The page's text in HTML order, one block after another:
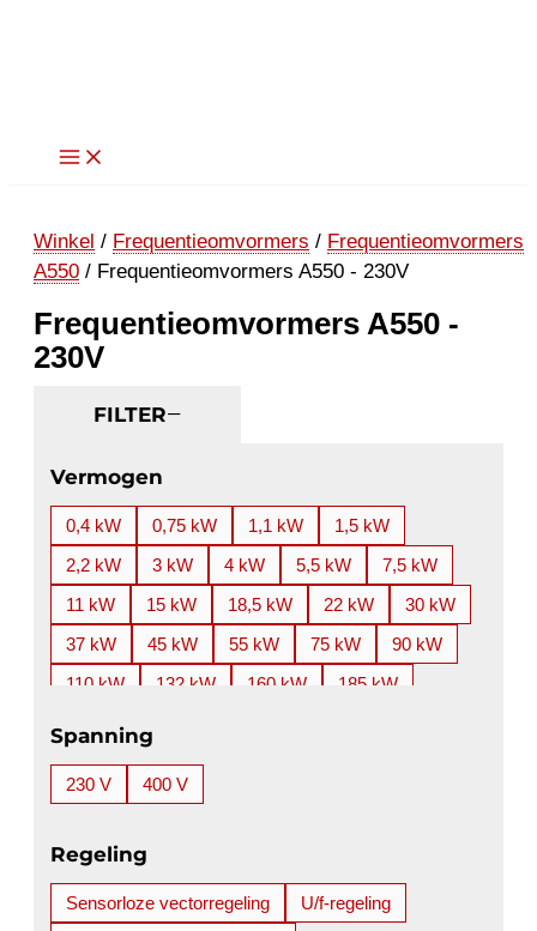
Winkel / Frequentieomvormers / Frequentieomvormers
A550 / Frequentieomvormers A550 - 230V
Frequentieomvormers A550 -
230V
FILTER
Vermogen
0,4 kW 0,75 kW 1,1 kW
1,5 kW
2,2 kW
3 kW 4 kW 5,5 kW
7,5 kW
11 kW
15 kW 18,5 kW 22 kW
30 kW
37 kW
45 kW 55 kW 75 kW
90 kW
110 kW
132 kW 160 kW
185 kW
200 kW
315 kW
350 kW
450 kW
500 kW
710 kW
1100 kW
1200 kW 1300 kW 1400 kW
Spanning
230 V 400 V
Regeling
Sensorloze vectorregeling
U/f-regeling